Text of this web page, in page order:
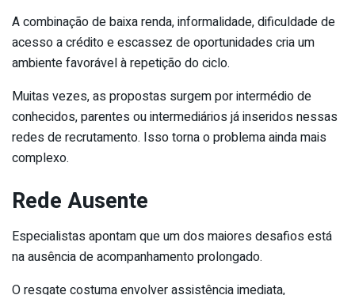
A combinação de baixa renda, informalidade, dificuldade de
acesso a crédito e escassez de oportunidades cria um
ambiente favorável à repetição do ciclo.
Muitas vezes, as propostas surgem por intermédio de
conhecidos, parentes ou intermediários já inseridos nessas
redes de recrutamento. Isso torna o problema ainda mais
complexo.
Rede Ausente
Especialistas apontam que um dos maiores desafios está
na ausência de acompanhamento prolongado.
O resgate costuma envolver assistência imediata,